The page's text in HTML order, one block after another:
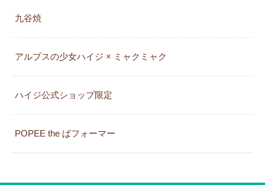
九谷焼
アルプスの少女ハイジ × ミャクミャク
ハイジ公式ショップ限定
POPEE the ぱフォーマー